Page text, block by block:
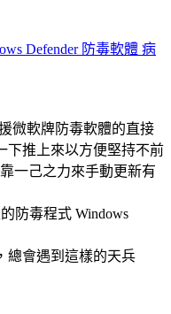
Defender 防毒軟體 病
微軟牌防毒軟體的直接
下推上來以方便堅持不前
一己之力來手動更新有
防毒程式 Windows
總會遇到這樣的天兵